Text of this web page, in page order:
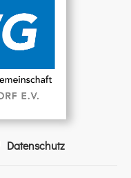
Datenschutz